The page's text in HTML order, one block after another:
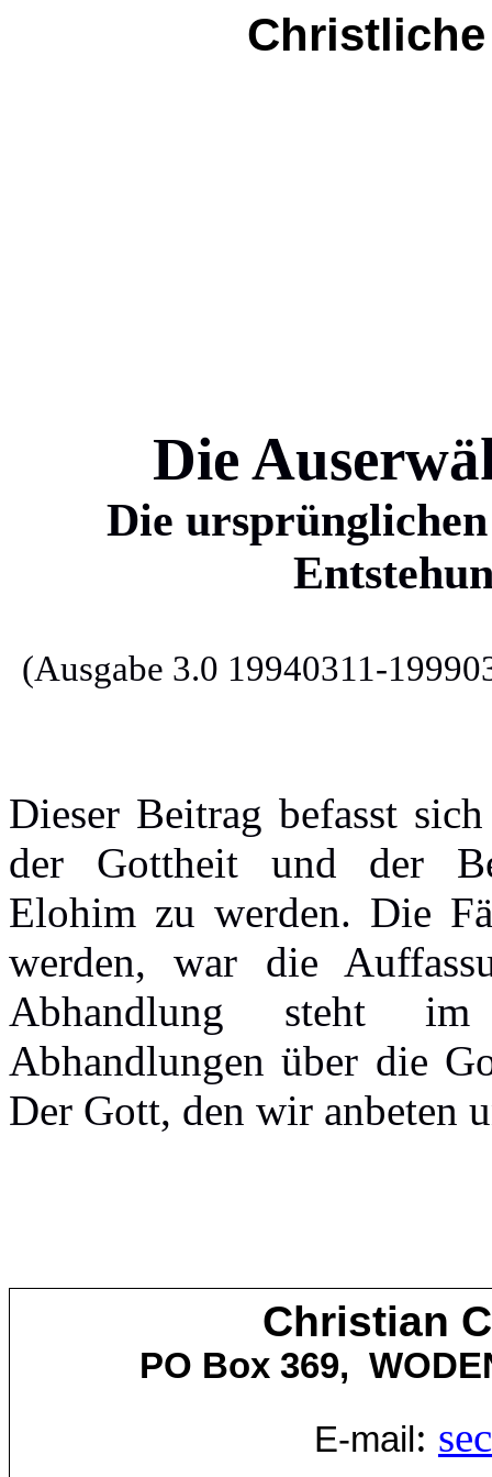
Christliche
Die
Die
(Ausgabe 3.0 19940311-
Dieser Beitrag befasst sich
der Gottheitund der
Elohim zu werden. Die
werden, war die
Abhandlung
steht
im
Abhandlungen über die
Der Gott, den wir anbeten
Christian
PO Box 369,
E-mail :